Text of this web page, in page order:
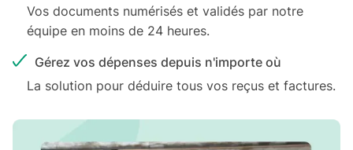
Vos documents numérisés et validés par notre
équipe en moins de 24 heures.
Gérez vos dépenses depuis n'importe où
La solution pour déduire tous vos reçus et factures.